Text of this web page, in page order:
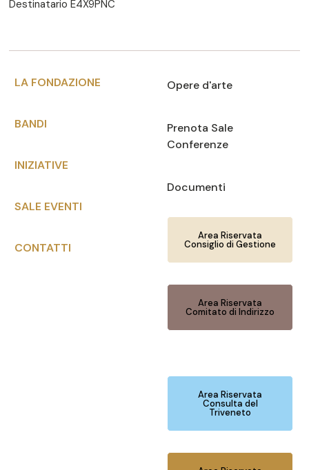
Destinatario E4X9PNC
LA FONDAZIONE
BANDI
INIZIATIVE
SALE EVENTI
CONTATTI
Opere d'arte
Prenota Sale
Conferenze
Documenti
Area Riservata
Consiglio di Gestione
Area Riservata
Comitato di Indirizzo
Area Riservata
Consulta del
Triveneto